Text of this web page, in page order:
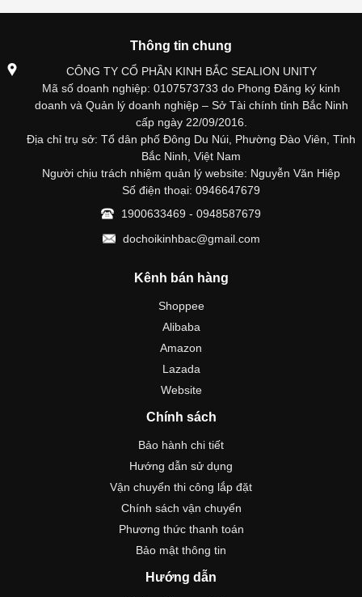
Thông tin chung
CÔNG TY CỔ PHẦN KINH BẮC SEALION UNITY
Mã số doanh nghiệp: 0107573733 do Phong Đăng ký kinh
doanh và Quản lý doanh nghiệp – Sở Tài chính tỉnh Bắc Ninh
cấp ngày 22/09/2016.
Địa chỉ trụ sở: Tổ dân phố Đông Du Núi, Phường Đào Viên, Tỉnh
Bắc Ninh, Việt Nam
Người chịu trách nhiệm quản lý website: Nguyễn Văn Hiệp
Số điện thoại: 0946647679
1900633469 - 0948587679
dochoikinhbac@gmail.com
Kênh bán hàng
Shoppee
Alibaba
Amazon
Lazada
Website
Chính sách
Bảo hành chi tiết
Hướng dẫn sử dụng
Vận chuyển thi công lắp đặt
Chính sách vận chuyển
Phương thức thanh toán
Bảo mật thông tin
Hướng dẫn